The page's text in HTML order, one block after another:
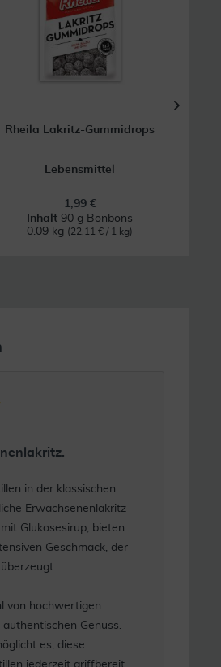
Rheila Lakritz-Gummidrops
Lebensmittel
1,99 €
Inhalt 90 g Bonbons
0.09 kg (22,11 € / 1 kg)
in der klassischen
Erwachsenenlakritz-
Glukosesirup, bieten
Geschmack, der
von hochwertigen
Genuss.
es, diese
jederzeit griffbereit